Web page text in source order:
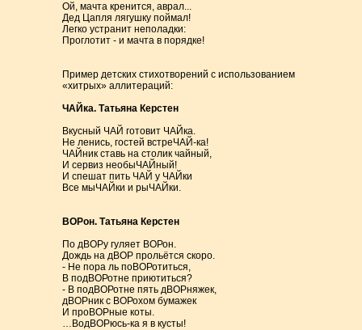
Ой, мачта кренится, аврал...
Дед Цапля лягушку поймал!
Легко устранит неполадки:
Проглотит - и мачта в порядке!
Пример детских стихотворений с использованием
«хитрых» аллитераций:
ЧАЙка. Татьяна Керстен
Вкусный ЧАЙ готовит ЧАЙка.
Не ленись, гостей встреЧАЙ-ка!
ЧАЙник ставь на столик чайный,
И сервиз необыЧАЙный!
И спешат пить ЧАЙ у ЧАЙки
Все мыЧАЙки и рыЧАЙки.
ВОРон. Татьяна Керстен
По дВОРу гуляет ВОРон.
Дождь на дВОР прольётся скоро.
- Не пора ль поВОРотиться,
В подВОРотне приютиться?
- В подВОРотне пять дВОРняжек,
дВОРник с ВОРохом бумажек
И проВОРные коты.
…ВодВОРюсь-ка я в кусты!